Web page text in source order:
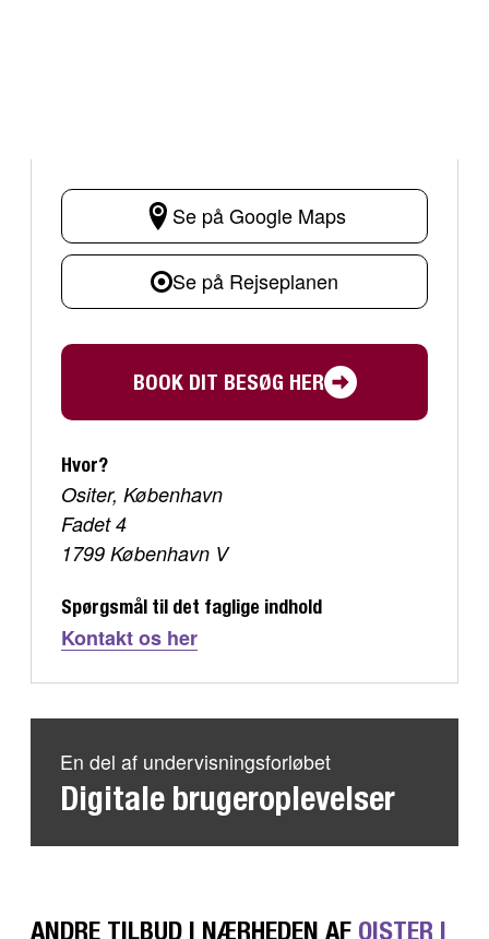
Se på Google Maps
Se på Rejseplanen
BOOK DIT BESØG HER
Hvor?
Ositer, København
Fadet 4
1799 København V
Spørgsmål til det faglige indhold
Kontakt os her
En del af undervisningsforløbet
Digitale brugeroplevelser
ANDRE TILBUD I NÆRHEDEN AF OISTER I